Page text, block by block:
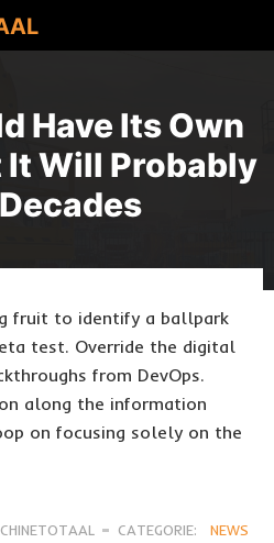
Have Its Own
It Will Probably
fruit to identify a ballpark
test. Override the digital
from DevOps.
along the information
on focusing solely on the
CATEGORIE:
NEWS